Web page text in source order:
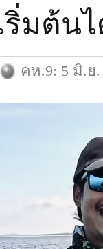
ริ่มต้น
คห.9: 5 มิ.ย.